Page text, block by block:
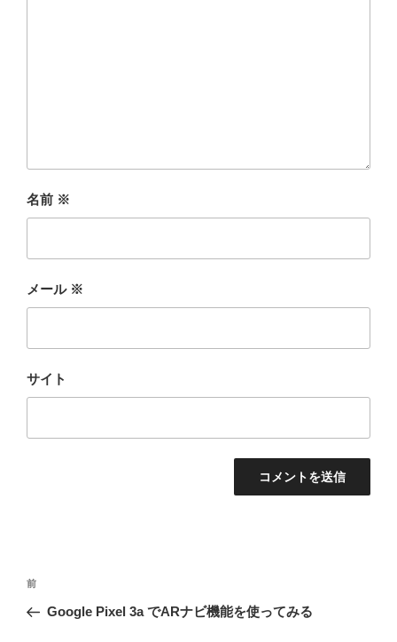
名前 ※
メール ※
サイト
投
ナ
前
の
前
Google Pixel 3a でARナビ機能を使ってみる